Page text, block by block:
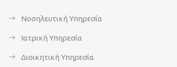
Νοσηλευτική Υπηρεσία
Ιατρική Υπηρεσία
Διοικητική Υπηρεσία